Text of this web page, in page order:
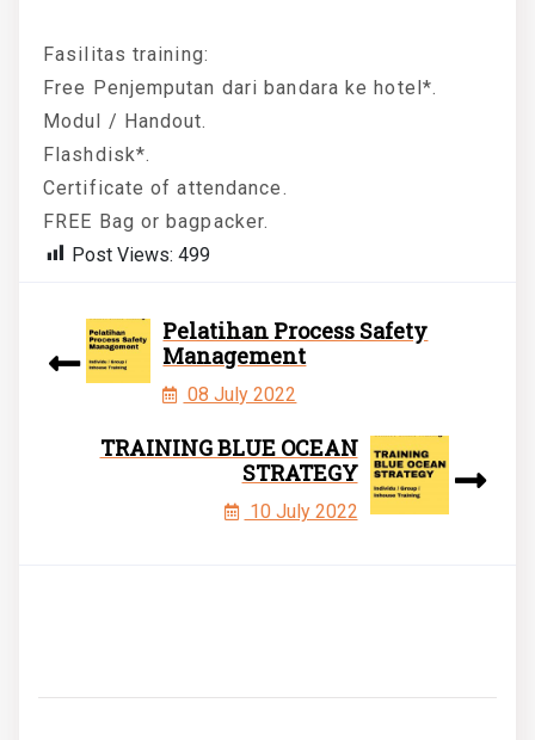
Fasilitas training:
Free Penjemputan dari bandara ke hotel*.
Modul / Handout.
Flashdisk*.
Certificate of attendance.
FREE Bag or bagpacker.
Post Views: 499
Pelatihan Process Safety
Management
08 July 2022
TRAINING BLUE OCEAN
STRATEGY
10 July 2022